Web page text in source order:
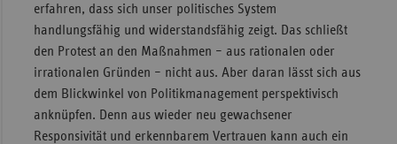
erfahren, dass sich unser politisches System
handlungsfähig und widerstandsfähig zeigt. Das schließt
den Protest an den Maßnahmen – aus rationalen oder
irrationalen Gründen – nicht aus. Aber daran lässt sich aus
dem Blickwinkel von Politikmanagement perspektivisch
anknüpfen. Denn aus wieder neu gewachsener
Responsivität und erkennbarem Vertrauen kann auch ein